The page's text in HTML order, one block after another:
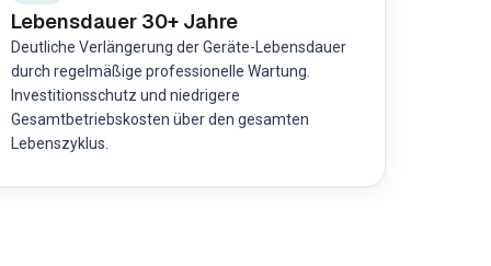
Lebensdauer 30+ Jahre
Deutliche Verlängerung der Geräte-Lebensdauer
durch regelmäßige professionelle Wartung.
Investitionsschutz und niedrigere
Gesamtbetriebskosten über den gesamten
Lebenszyklus.